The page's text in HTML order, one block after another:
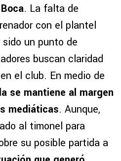
. La falta de
con el plantel
un punto de
buscan claridad
el club. En medio de
se mantiene al margen
mediáticas. Aunque,
al timonel para
su posible partida a